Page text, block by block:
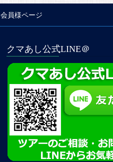
会員様ページ
クマあし公式LINE＠